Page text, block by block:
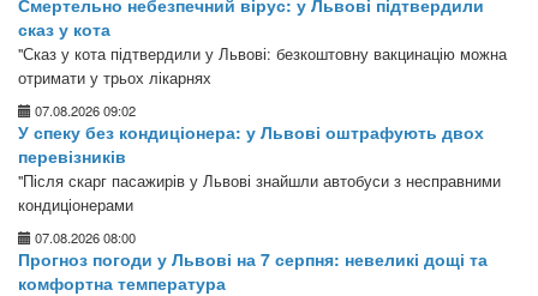
Смертельно небезпечний вірус: у Львові підтвердили
сказ у кота
"Сказ у кота підтвердили у Львові: безкоштовну вакцинацію можна
отримати у трьох лікарнях
07.08.2026 09:02
У спеку без кондиціонера: у Львові оштрафують двох
перевізників
"Після скарг пасажирів у Львові знайшли автобуси з несправними
кондиціонерами
07.08.2026 08:00
Прогноз погоди у Львові на 7 серпня: невеликі дощі та
комфортна температура